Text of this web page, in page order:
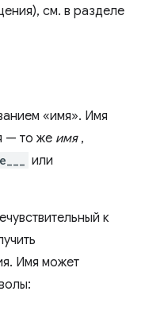
см. в разделе
«имя». Имя
— то же имя,
или
к
Имя может